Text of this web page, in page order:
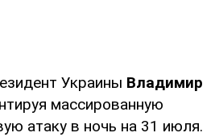
Украины Владимир
массированную
атаку в ночь на 31 июля.